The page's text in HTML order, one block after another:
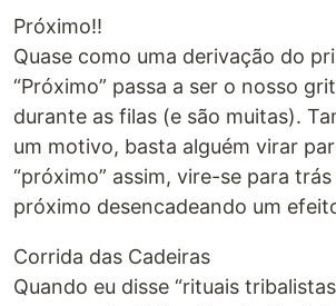
Próximo!!
Quase como uma derivação do
“Próximo” passa a ser o nosso
durante as filas (e são muitas).
um motivo, basta alguém virar
“próximo” assim, vire-se para
próximo desencadeando um
Corrida das Cadeiras
Quando eu disse “rituais